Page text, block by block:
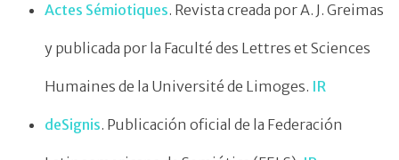
Actes Sémiotiques. Revista creada por A. J. Greimas
y publicada por la Faculté des Lettres et Sciences
Humaines de la Université de Limoges. IR
deSignis. Publicación oficial de la Federación